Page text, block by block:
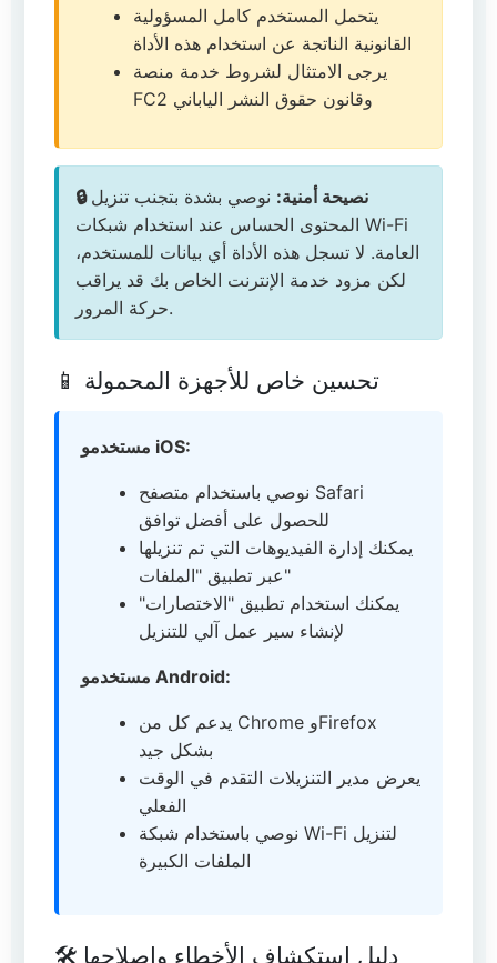
يتحمل المستخدم كامل المسؤولية
القانونية الناتجة عن استخدام هذه الأداة
يرجى الامتثال لشروط خدمة منصة
FC2 وقانون حقوق النشر الياباني
🔒 نصيحة أمنية: نوصي بشدة بتجنب تنزيل
المحتوى الحساس عند استخدام شبكات Wi-Fi
العامة. لا تسجل هذه الأداة أي بيانات للمستخدم،
لكن مزود خدمة الإنترنت الخاص بك قد يراقب
حركة المرور.
📱 تحسين خاص للأجهزة المحمولة
مستخدمو iOS:
نوصي باستخدام متصفح Safari
للحصول على أفضل توافق
يمكنك إدارة الفيديوهات التي تم تنزيلها
عبر تطبيق "الملفات"
يمكنك استخدام تطبيق "الاختصارات"
لإنشاء سير عمل آلي للتنزيل
مستخدمو Android:
يدعم كل من Chrome وFirefox
بشكل جيد
يعرض مدير التنزيلات التقدم في الوقت
الفعلي
نوصي باستخدام شبكة Wi-Fi لتنزيل
الملفات الكبيرة
🛠️ دليل استكشاف الأخطاء وإصلاحها